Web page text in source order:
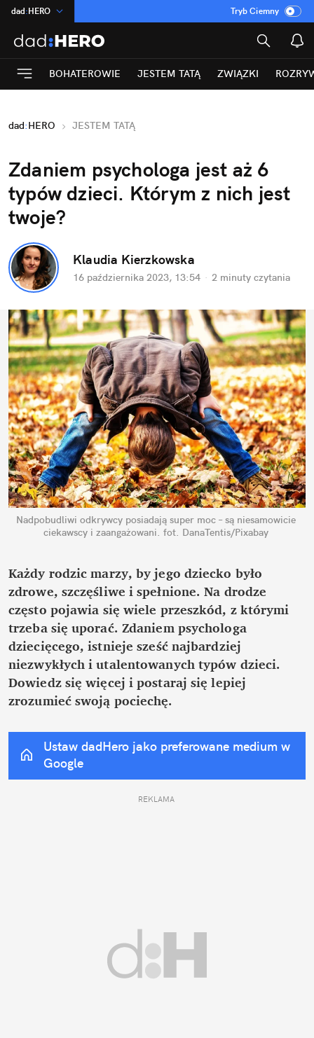
dad:HERO
:Temat
INN:Poland
ASZ:dziennik
Rozrywka
Tryb Ciemny
BOHATEROWIE JESTEM TATĄ ZWIĄZKI
dad:HERO JESTEM TATĄ
Zdaniem psychologa jest aż 6
typów dzieci. Którym z nich jest
twoje?
Klaudia Kierzkowska
16 października 2023, 13:54 · 2 minuty czytania
Nadpobudliwi odkrywcy posiadają super moc – są niesamowicie
ciekawscy i zaangażowani. fot. DanaTentis/Pixabay
Każdy rodzic marzy, by jego dziecko było
zdrowe, szczęśliwe i spełnione. Na drodze
często pojawia się wiele przeszkód, z którymi
trzeba się uporać. Zdaniem psychologa
dziecięcego, istnieje sześć najbardziej
niezwykłych i utalentowanych typów dzieci.
Dowiedz się więcej i postaraj się lepiej
zrozumieć swoją pociechę.
Ustaw dadHero jako preferowane medium w
Google
REKLAMA